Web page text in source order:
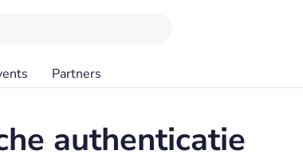
Partners
authenticatie